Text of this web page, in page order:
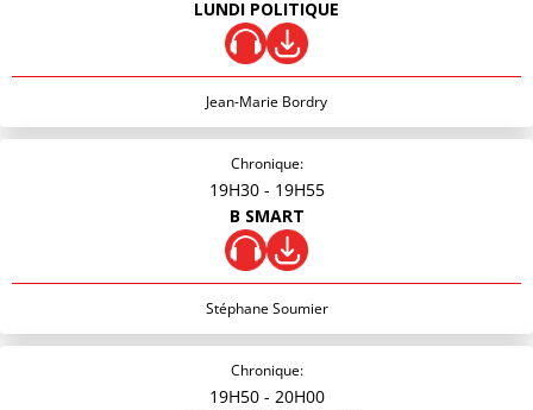
LUNDI POLITIQUE
Jean-Marie Bordry
Chronique:
19H30 - 19H55
B SMART
Stéphane Soumier
Chronique:
19H50 - 20H00